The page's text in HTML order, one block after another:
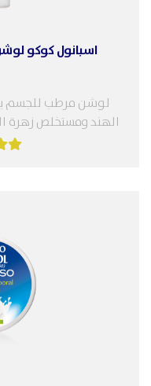
اسبانول كوكو لوشن
لوشن مرطب للجسم
الهند ومستخلص زهرة
ونعومة